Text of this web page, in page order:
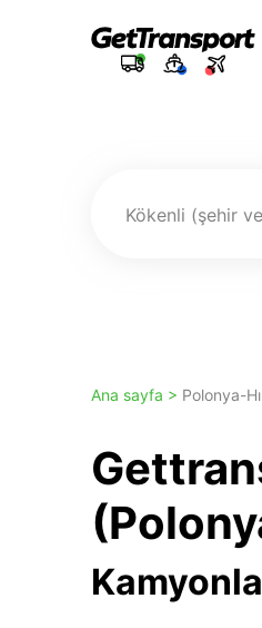
Kökenli (şehir
Ana sayfa > Polonya-